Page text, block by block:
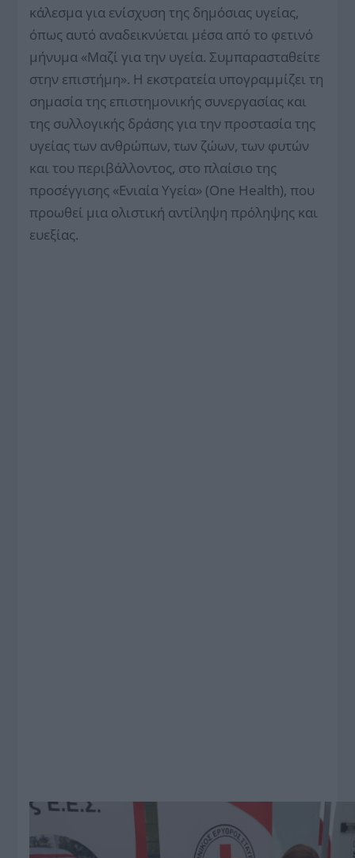
κάλεσμα για ενίσχυση της δημόσιας υγείας,
όπως αυτό αναδεικνύεται μέσα από το φετινό
μήνυμα «Μαζί για την υγεία. Συμπαρασταθείτε
στην επιστήμη». Η εκστρατεία υπογραμμίζει τη
σημασία της επιστημονικής συνεργασίας και
της συλλογικής δράσης για την προστασία της
υγείας των ανθρώπων, των ζώων, των φυτών
και του περιβάλλοντος, στο πλαίσιο της
προσέγγισης «Ενιαία Υγεία» (One Health), που
προωθεί μια ολιστική αντίληψη πρόληψης και
ευεξίας.